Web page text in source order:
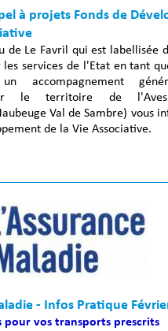
à projets Fonds de
de Le Favril qui est labellisée
services de l'Etat en tant
accompagnement
le territoire de
Val de Sambre) vous
de la Vie Associative.
- Infos Pratique
pour vos transports prescrits